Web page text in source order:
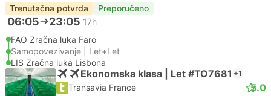
Trenutačna potvrda Preporučeno
06:05 23:05 17h
FAO Zračna luka Faro
Samopovezivanje | Let+Let
LIS Zračna luka Lisbona
Ekonomska klasa | Let #TO7681 +1
Transavia France 5.0